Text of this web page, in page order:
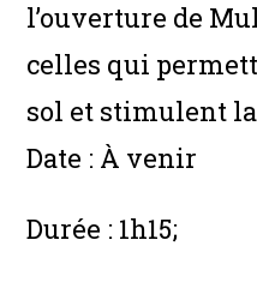
l’ouverture de
celles qui
sol et stimulent
Date : À venir
Durée : 1h15;